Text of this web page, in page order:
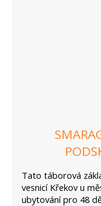
Tato táborová
vesnicí Křekov u
ubytování pro 48